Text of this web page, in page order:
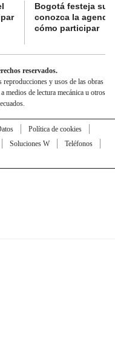
Bogotá festeja su
conozca la
cómo participar
reservados.
y usos de las obras
medios de lectura mecánica u otros
Política de cookies
Soluciones W
Teléfonos